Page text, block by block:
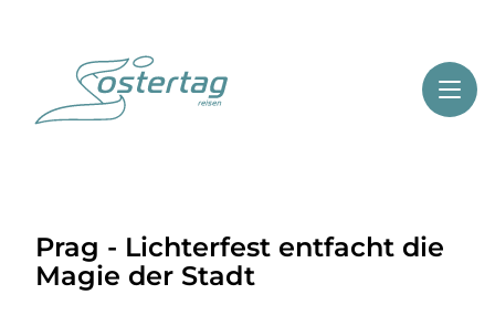
Highlights
Service
Prag - Lichterfest entfacht die
Magie der Stadt